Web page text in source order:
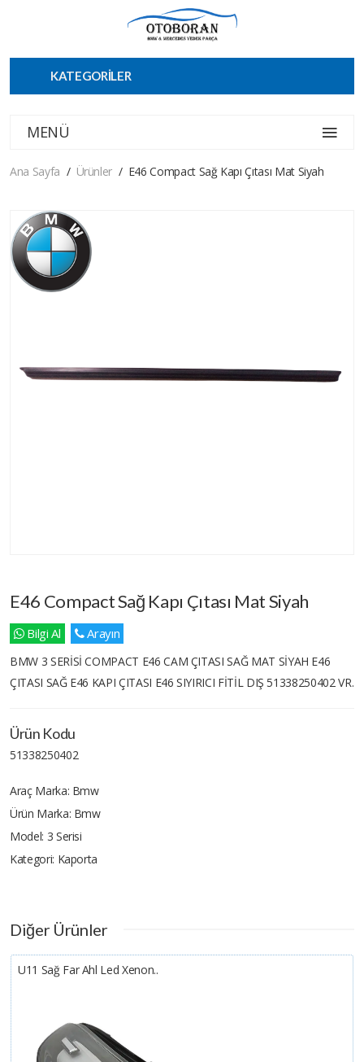
KATEGORİLER
MENÜ
Ana Sayfa Ürünler E46 Compact Sağ Kapı Çıtası Mat Siyah
E46 Compact Sağ Kapı Çıtası Mat Siyah
Bilgi Al Arayın
BMW 3 SERİSİ COMPACT E46 CAM ÇITASI SAĞ MAT SİYAH E46
ÇITASI SAĞ E46 KAPI ÇITASI E46 SIYIRICI FİTİL DIŞ 51338250402 VR.
Ürün Kodu
51338250402
Araç Marka: Bmw
Ürün Marka: Bmw
Model: 3 Serisi
Kategori: Kaporta
Diğer Ürünler
U11 Sağ Far Ahl Led Xenon..